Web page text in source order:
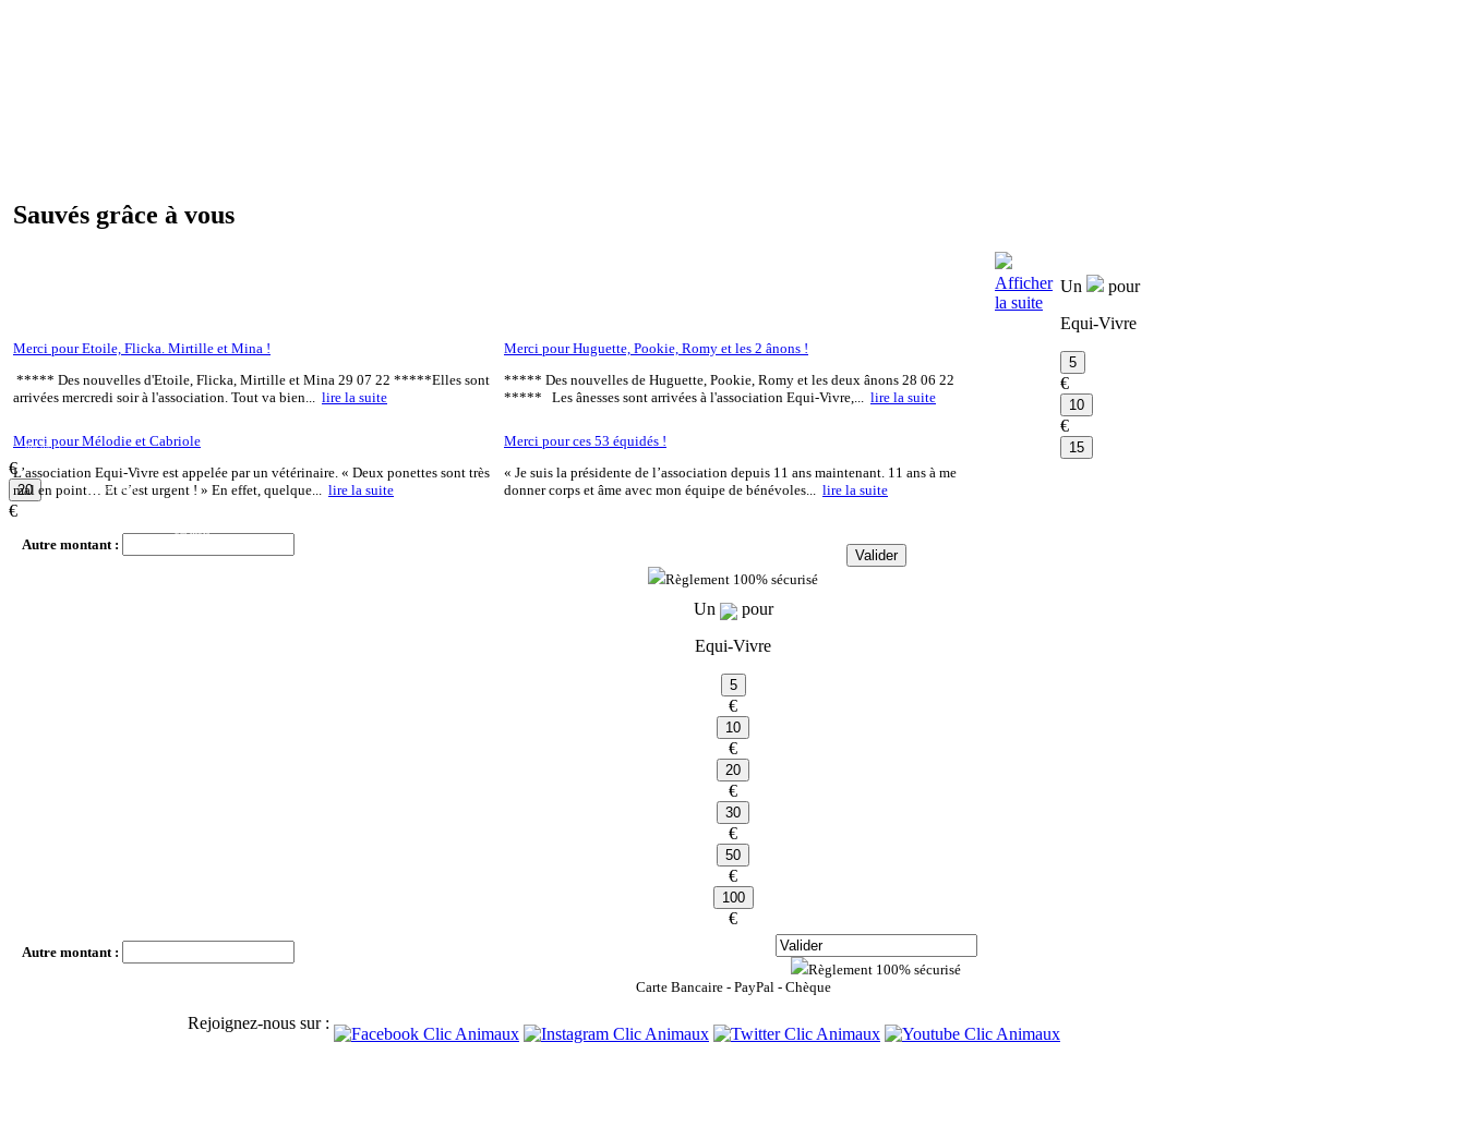
Sauvés grâce à vous
Merci pour Etoile, Flicka. Mirtille et Mina !
***** Des nouvelles d'Etoile, Flicka, Mirtille et Mina 29 07 22 *****Elles sont
arrivées mercredi soir à l'association. Tout va bien... lire la suite
Merci pour Huguette, Pookie, Romy et les 2 ânons !
***** Des nouvelles de Huguette, Pookie, Romy et les deux ânons 28 06 22
***** Les ânesses sont arrivées à l'association Equi-Vivre,... lire la suite
Merci pour Mélodie et Cabriole
L’association Equi-Vivre est appelée par un vétérinaire. « Deux ponettes sont très
mal en point… Et c’est urgent ! » En effet, quelque... lire la suite
Merci pour ces 53 équidés !
« Je suis la présidente de l’association depuis 11 ans maintenant. 11 ans à me
donner corps et âme avec mon équipe de bénévoles... lire la suite
Afficher
la suite
Un
pour
Equi-Vivre
€
par mois
€
par mois
€
€
Autre montant :
Règlement 100% sécurisé
Un
pour
Equi-Vivre
€
€
€
€
€
€
Autre montant :
Règlement 100% sécurisé
Carte Bancaire - PayPal - Chèque
Rejoignez-nous sur :